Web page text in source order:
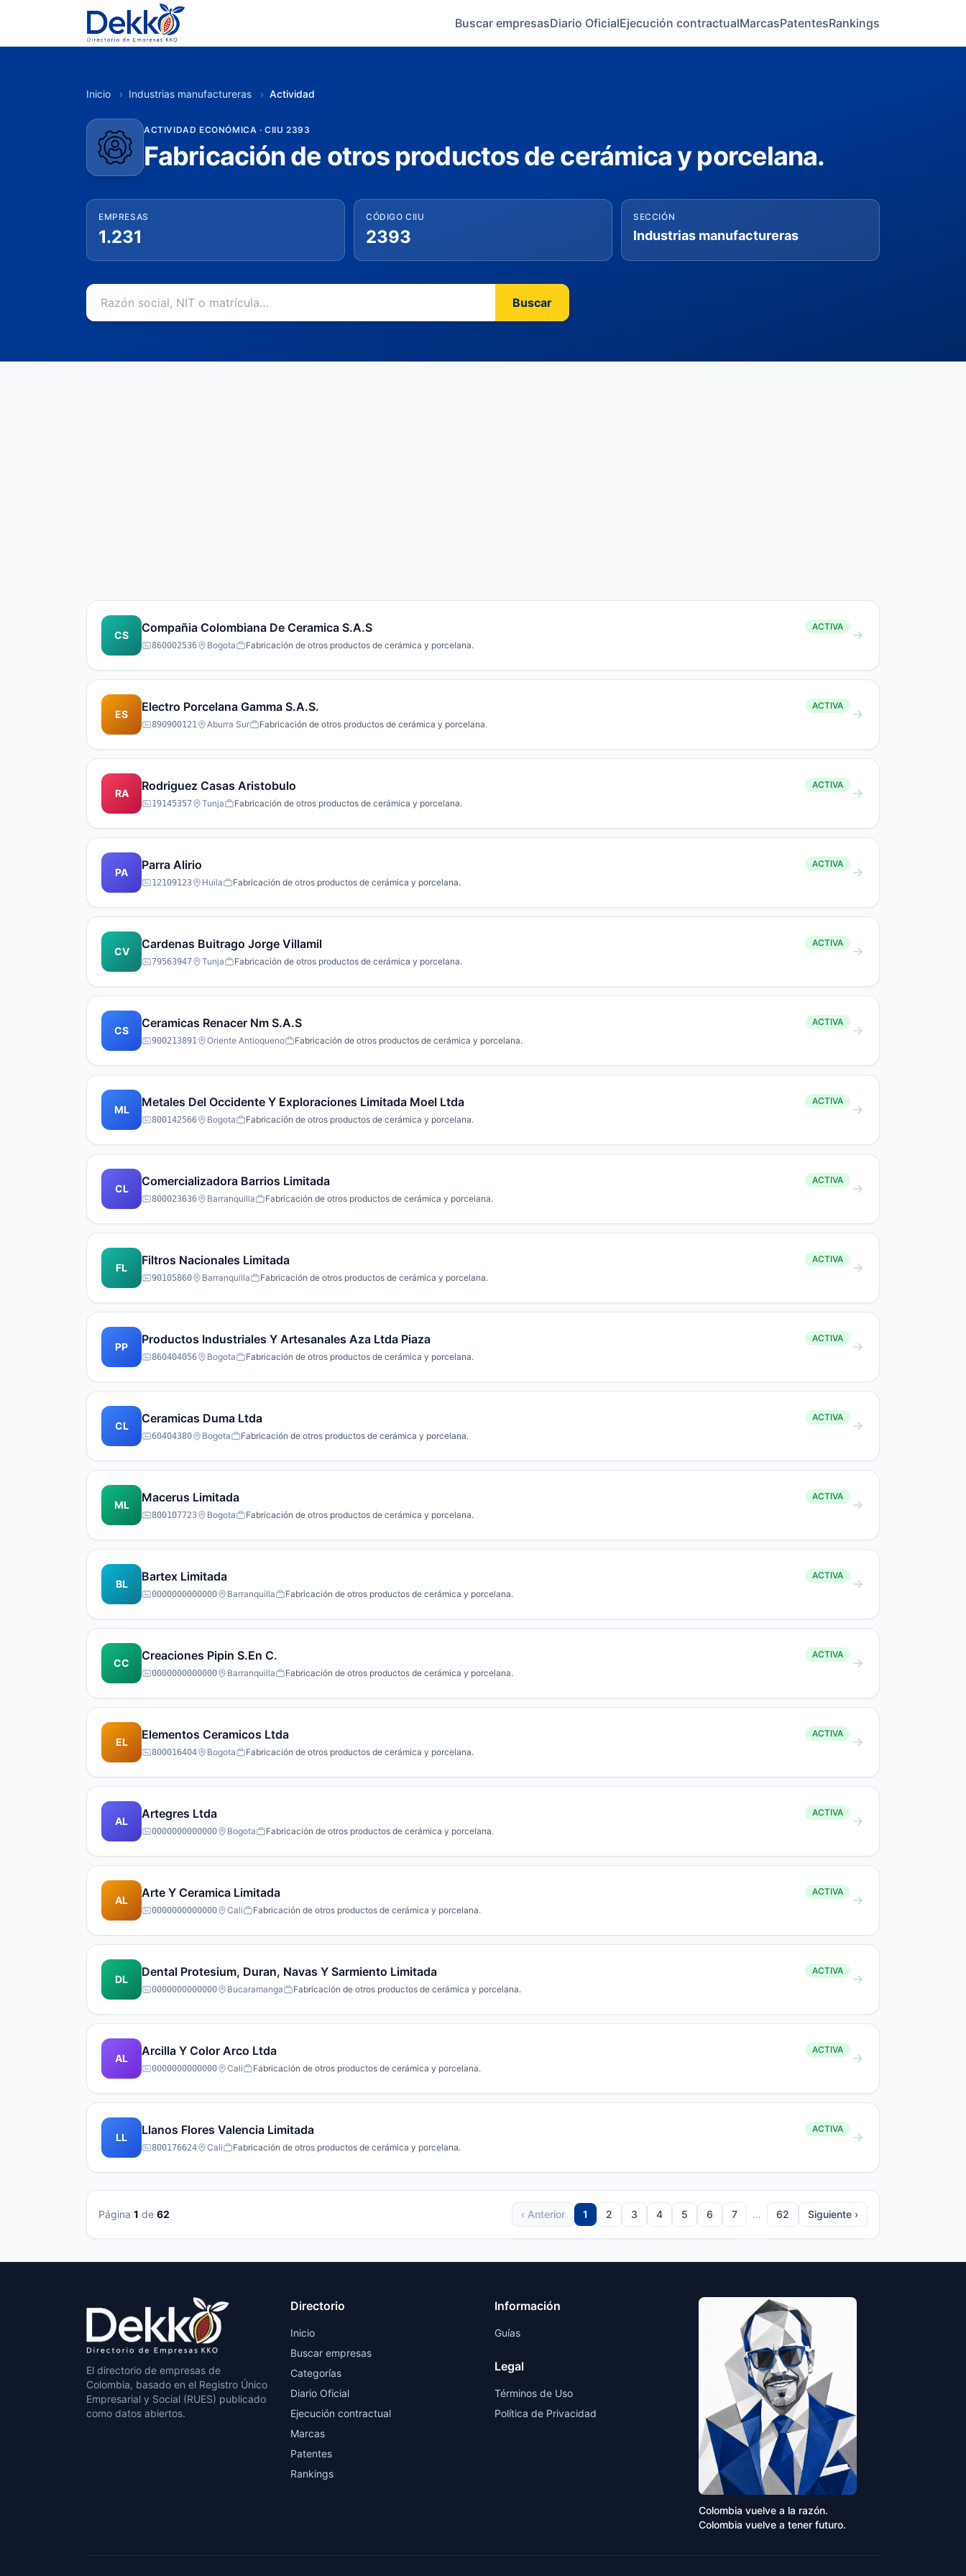
Buscar empresasDiario OficialEjecución contractualMarcasPatentesRankings
Inicio › Industrias manufactureras › Actividad
ACTIVIDAD ECONÓMICA · CIIU 2393
Fabricación de otros productos de cerámica y porcelana.
EMPRESAS
1.231
CÓDIGO CIIU
2393
SECCIÓN
Industrias manufactureras
Buscar
CS
Compañia Colombiana De Ceramica S.A.S ACTIVA
860002536 Bogota Fabricación de otros productos de cerámica y porcelana.
ES
Electro Porcelana Gamma S.A.S. ACTIVA
890900121 Aburra Sur Fabricación de otros productos de cerámica y porcelana.
RA
Rodriguez Casas Aristobulo ACTIVA
19145357 Tunja Fabricación de otros productos de cerámica y porcelana.
PA
Parra Alirio ACTIVA
12109123 Huila Fabricación de otros productos de cerámica y porcelana.
CV
Cardenas Buitrago Jorge Villamil ACTIVA
79563947 Tunja Fabricación de otros productos de cerámica y porcelana.
CS
Ceramicas Renacer Nm S.A.S ACTIVA
900213891 Oriente Antioqueno Fabricación de otros productos de cerámica y porcelana.
ML
Metales Del Occidente Y Exploraciones Limitada Moel Ltda ACTIVA
800142566 Bogota Fabricación de otros productos de cerámica y porcelana.
CL
Comercializadora Barrios Limitada ACTIVA
800023636 Barranquilla Fabricación de otros productos de cerámica y porcelana.
FL
Filtros Nacionales Limitada ACTIVA
90105860 Barranquilla Fabricación de otros productos de cerámica y porcelana.
PP
Productos Industriales Y Artesanales Aza Ltda Piaza ACTIVA
860404056 Bogota Fabricación de otros productos de cerámica y porcelana.
CL
Ceramicas Duma Ltda ACTIVA
60404380 Bogota Fabricación de otros productos de cerámica y porcelana.
ML
Macerus Limitada ACTIVA
800107723 Bogota Fabricación de otros productos de cerámica y porcelana.
BL
Bartex Limitada ACTIVA
0000000000000 Barranquilla Fabricación de otros productos de cerámica y porcelana.
CC
Creaciones Pipin S.En C. ACTIVA
0000000000000 Barranquilla Fabricación de otros productos de cerámica y porcelana.
EL
Elementos Ceramicos Ltda ACTIVA
800016404 Bogota Fabricación de otros productos de cerámica y porcelana.
AL
Artegres Ltda ACTIVA
0000000000000 Bogota Fabricación de otros productos de cerámica y porcelana.
AL
Arte Y Ceramica Limitada ACTIVA
0000000000000 Cali Fabricación de otros productos de cerámica y porcelana.
DL
Dental Protesium, Duran, Navas Y Sarmiento Limitada ACTIVA
0000000000000 Bucaramanga Fabricación de otros productos de cerámica y porcelana.
AL
Arcilla Y Color Arco Ltda ACTIVA
0000000000000 Cali Fabricación de otros productos de cerámica y porcelana.
LL
Llanos Flores Valencia Limitada ACTIVA
800176624 Cali Fabricación de otros productos de cerámica y porcelana.
Página 1 de 62 ‹ Anterior 1 2 3 4 5 6 7 … 62 Siguiente ›
El directorio de empresas de
Colombia, basado en el Registro Único
Empresarial y Social (RUES) publicado
como datos abiertos.
Directorio
Inicio
Buscar empresas
Categorías
Diario Oficial
Ejecución contractual
Marcas
Patentes
Rankings
Información
Guías
Legal
Términos de Uso
Política de Privacidad
Colombia vuelve a la razón.
Colombia vuelve a tener futuro.